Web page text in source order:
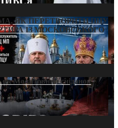
ЯК ПЕРЕТВОРИТИ ПЦУ
ІЗ МОСКОВСЬКОГО
як Молитовний сніданок